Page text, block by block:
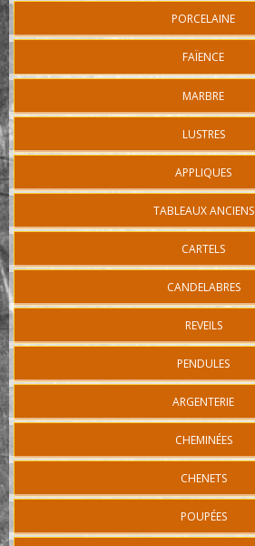
PORCELAINE
FAÏENCE
MARBRE
LUSTRES
APPLIQUES
TABLEAUX ANCIENS
CARTELS
CANDELABRES
REVEILS
PENDULES
ARGENTERIE
CHEMINÉES
CHENETS
POUPÉES